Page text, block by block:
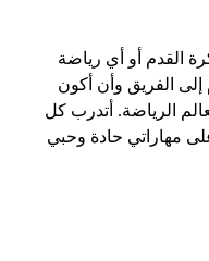
القدم أو أي رياضة
إلى الفريق وأن أكون
الرياضة. أتدرب كل
مهاراتي حادة وحبي